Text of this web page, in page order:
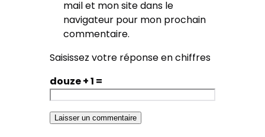
mail et mon site dans le
navigateur pour mon prochain
commentaire.
Saisissez votre réponse en chiffres
douze + 1 =